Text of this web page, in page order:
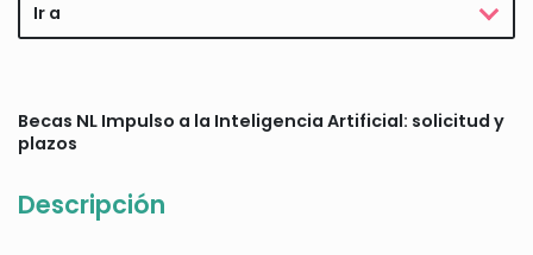
Ir a
Becas NL Impulso a la Inteligencia Artificial: solicitud y
plazos
Descripción